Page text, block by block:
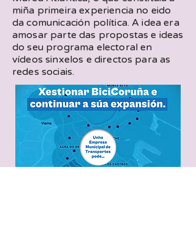
miña primeira experiencia no eido
da comunicación política. A idea era
amosar parte das propostas e ideas
do seu programa electoral en
vídeos sinxelos e directos para as
redes sociais.